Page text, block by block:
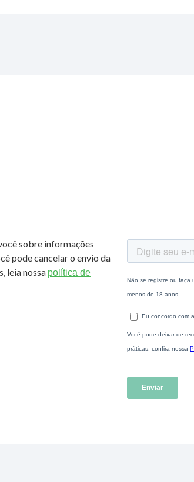
sobre informações
pode cancelar o envio da
leia nossa política de